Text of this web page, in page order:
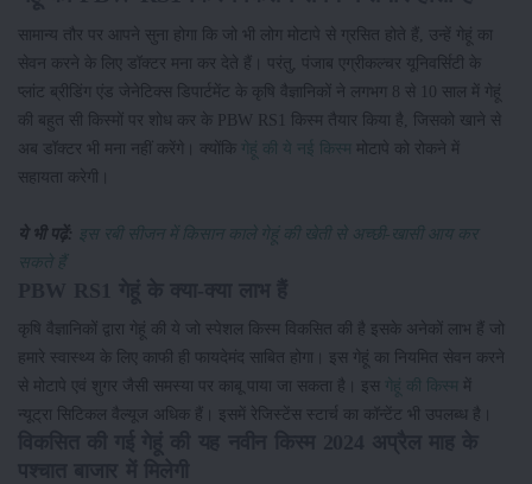
सामान्य तौर पर आपने सुना होगा कि जो भी लोग मोटापे से ग्रसित होते हैं, उन्हें गेहूं का
सेवन करने के लिए डॉक्टर मना कर देते हैं। परंतु, पंजाब एग्रीकल्चर यूनिवर्सिटी के
प्लांट ब्रीडिंग एंड जेनेटिक्स डिपार्टमेंट के कृषि वैज्ञानिकों ने लगभग 8 से 10 साल में गेहूं
की बहुत सी किस्मों पर शोध कर के PBW RS1 किस्म तैयार किया है, जिसको खाने से
अब डॉक्टर भी मना नहीं करेंगे। क्योंकि गेहूं की ये नई किस्म
मोटापे को रोकने में
सहायता करेगी।
ये भी पढ़ें: इस रबी सीजन में किसान काले गेहूं की खेती से अच्छी-खासी आय कर
सकते हैं
कृषि वैज्ञानिकों द्वारा गेहूं की ये जो स्पेशल किस्म विकसित की है इसके अनेकों लाभ हैं जो
हमारे स्वास्थ्य के लिए काफी ही फायदेमंद साबित होगा। इस गेहूं का नियमित सेवन करने
से मोटापे एवं शुगर जैसी समस्या पर काबू पाया जा सकता है। इस गेहूं की किस्म
में
न्यूट्रा सिटिकल वैल्यूज अधिक हैं। इसमें रेजिस्टेंस स्टार्च का कॉन्टेंट भी उपलब्ध है।